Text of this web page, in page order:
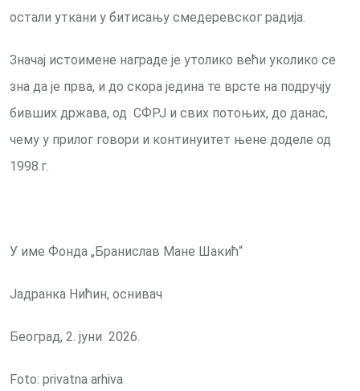
остали уткани у битисању смедеревског радија.
Значај истоимене награде је утолико већи уколико се
зна да је прва, и до скора једина те врсте на подручју
бивших држава, од СФРЈ и свих потоњих, до данас,
чему у прилог говори и континуитет њене доделе од
1998.г.
У име Фонда „Бранислав Мане Шакић“
Јадранка Нићин, оснивач
Београд, 2. јуни 2026.
Foto: privatna arhiva